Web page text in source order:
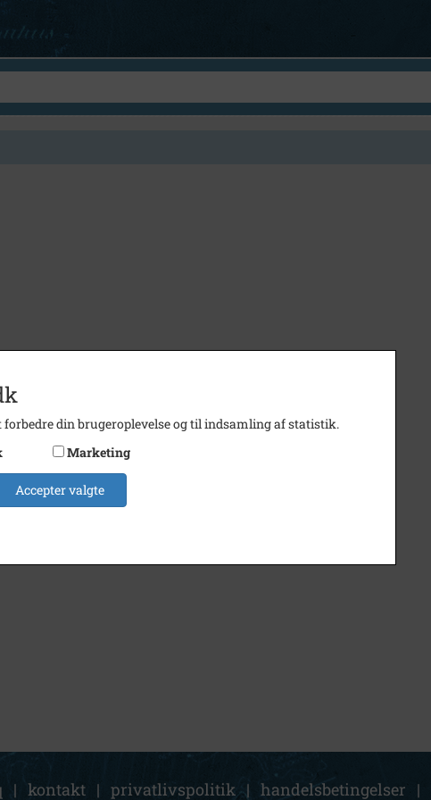
| kontakt | privatlivspolitik | handelsbetingelser |
din brugeroplevelse og til indsamling af statistik.
Marketing
Accepter valgte